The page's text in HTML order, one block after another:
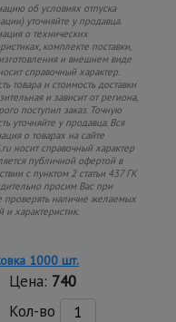
об условиях отпуска
уточняйте у продавца.
о технических
комплекте поставки,
и внешнем виде
справочный характер.
товара и стоимость доставки
и зависит от региона,
поступил заказ. Точную
уточняйте у продавца. Вся
о товарах на сайте
носит справочный характер
публичной офертой в
с пунктом 2 статьи 437 ГК
просим Вас при
проверять наличие желаемых
и характеристик.
1000 шт.
Цена: 740
Кол-во